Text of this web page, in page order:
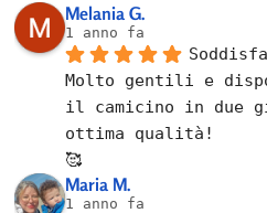
Melania G.
1 anno fa
Molto gentili e
il camicino in due
ottima qualità!
🥰
Maria M.
1 anno fa